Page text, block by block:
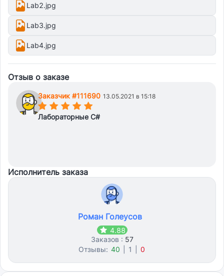
Lab2.jpg
Lab3.jpg
Lab4.jpg
Отзыв о заказе
Заказчик #111690 13.05.2021 в 15:18
(*)(*)(*)(*)(*)
Лабораторные C#
Исполнитель заказа
Роман Голеусов
4.88
Заказов : 57
Отзывы: 40 1 0